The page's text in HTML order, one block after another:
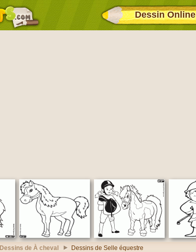
Dessin Online
Dessins de À cheval Dessins de Selle équestre